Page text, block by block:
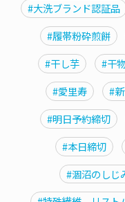
#大洗ブランド認証品
#履帯粉砕煎餅
#干し芋
#干
#愛里寿
#
#明日予約締切
#本日締切
#涸沼のしじ